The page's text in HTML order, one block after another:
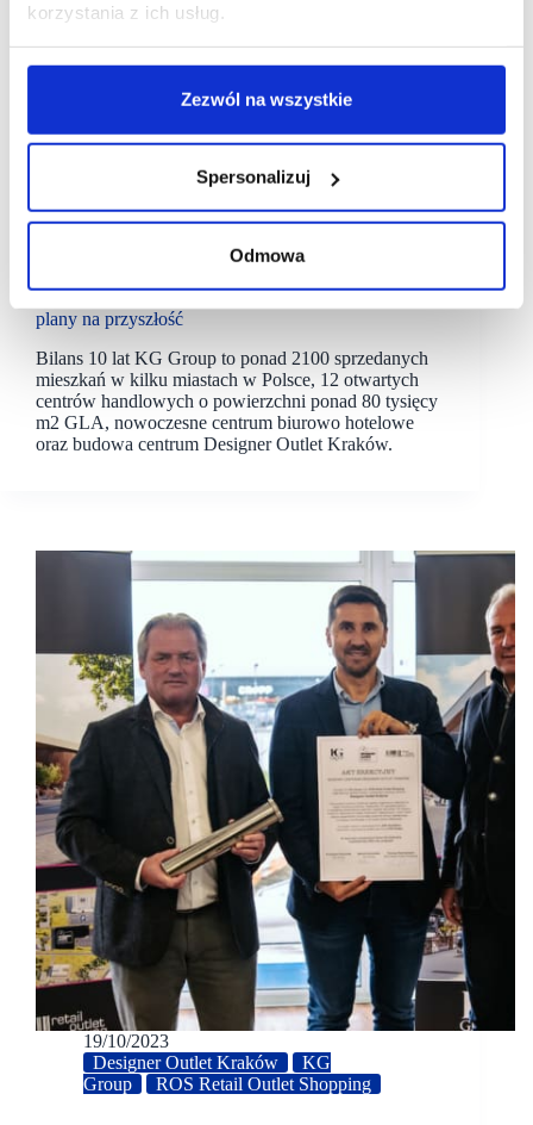
korzystania z ich usług.
Zezwól na wszystkie
Spersonalizuj
Odmowa
KG Group
KG Group podsumowuje 10 lat działalności i ujawnia
plany na przyszłość
Bilans 10 lat KG Group to ponad 2100 sprzedanych
mieszkań w kilku miastach w Polsce, 12 otwartych
centrów handlowych o powierzchni ponad 80 tysięcy
m2 GLA, nowoczesne centrum biurowo hotelowe
oraz budowa centrum Designer Outlet Kraków.
19/10/2023
Designer Outlet Kraków
KG
Group
ROS Retail Outlet Shopping